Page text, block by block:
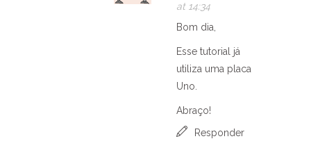
at 14:34
Bom dia,
Esse tutorial já
utiliza uma placa
Uno.
Abraço!
Responder